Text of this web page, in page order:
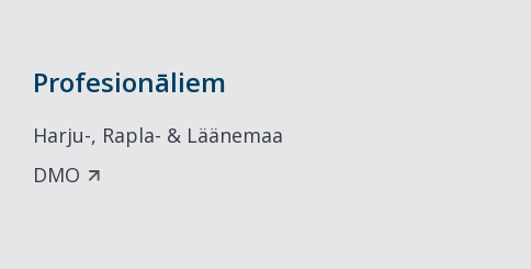
Profesionāliem
Harju-, Rapla- & Läänemaa
DMO